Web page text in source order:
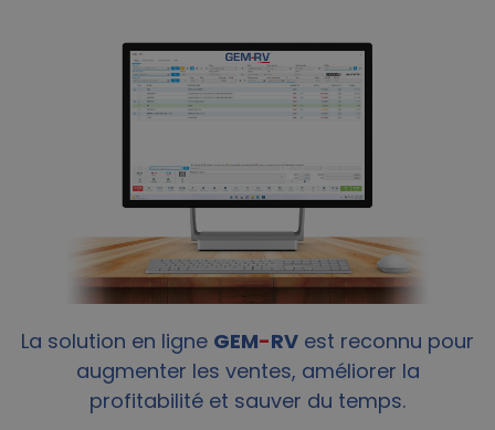
La solution en ligne GEM-RV est reconnu pour
augmenter les ventes, améliorer la
profitabilité et sauver du temps.